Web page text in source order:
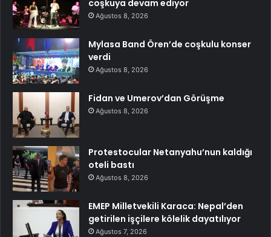
coşkuya devam ediyor
Ağustos 8, 2026
Mylasa Band Ören’de coşkulu konser
verdi
Ağustos 8, 2026
Fidan ve Umerov’dan Görüşme
Ağustos 8, 2026
Protestocular Netanyahu’nun kaldığı
oteli bastı
Ağustos 8, 2026
EMEP Milletvekili Karaca: Nepal’den
getirilen işçilere kölelik dayatılıyor
Ağustos 7, 2026